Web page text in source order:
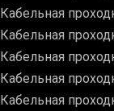
Кабельная
Кабельная
Кабельная
Кабельная
Кабельная